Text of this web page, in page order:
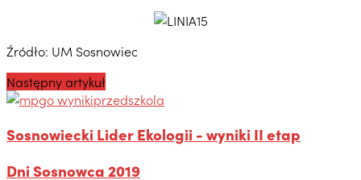
Źródło: UM Sosnowiec
Następny artykuł
Sosnowiecki Lider Ekologii - wyniki II etap
Dni Sosnowca 2019